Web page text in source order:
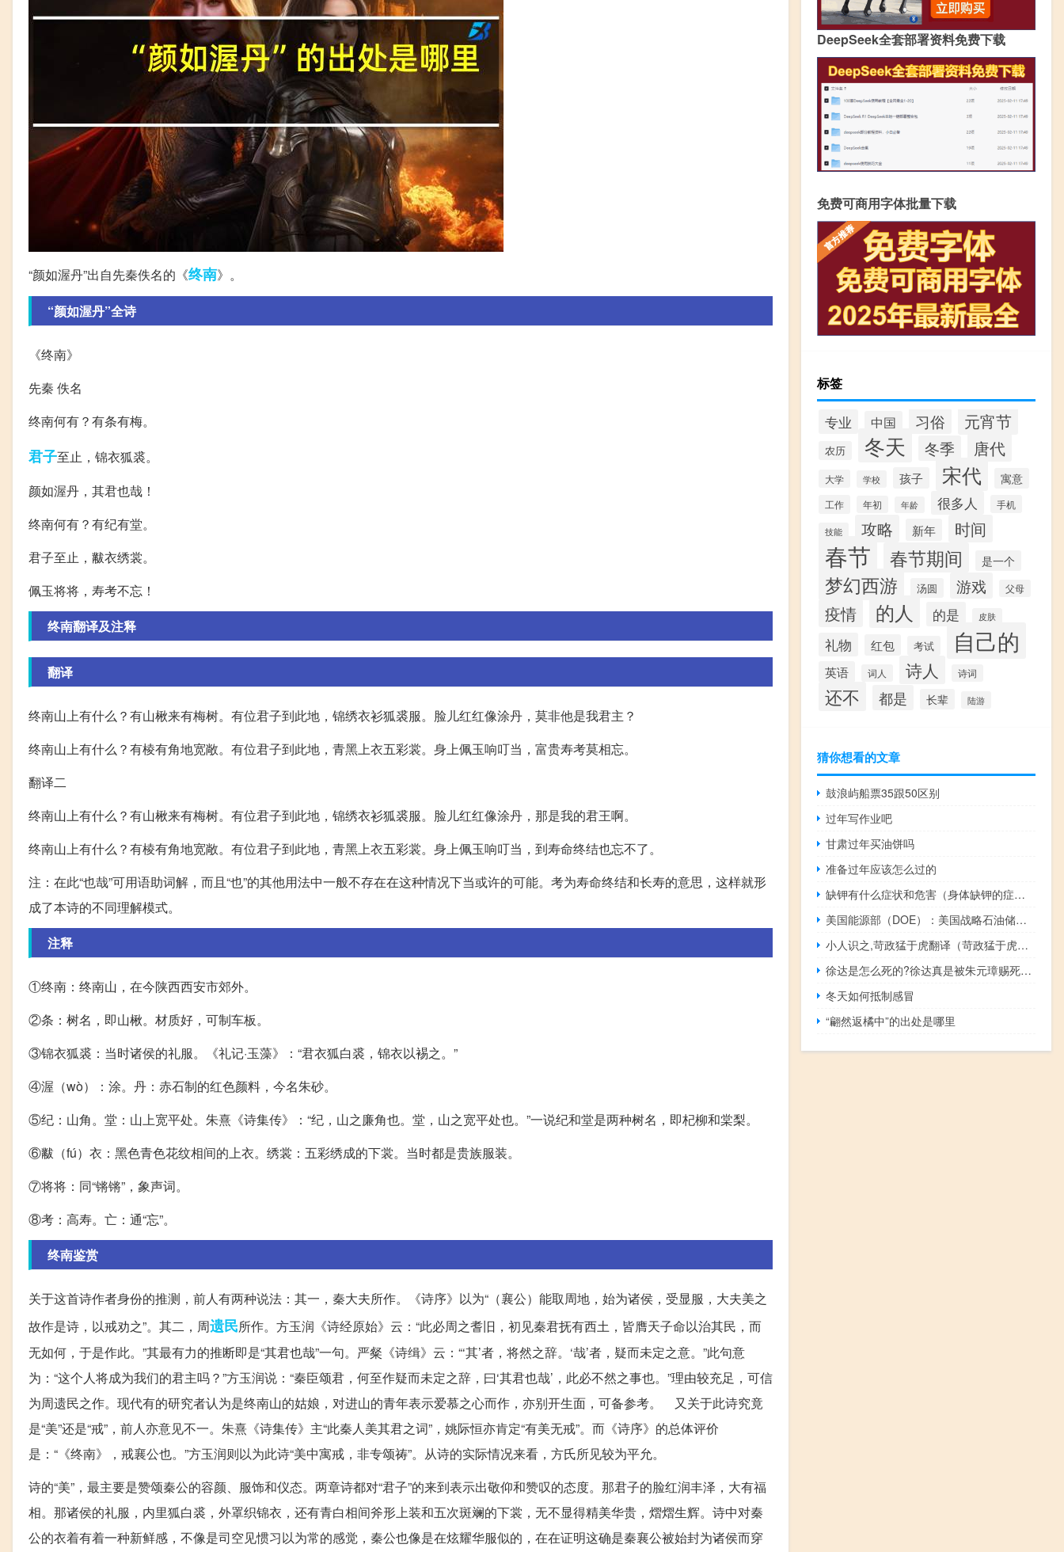
“颜如渥丹”出自先秦佚名的《终南》。
“颜如渥丹”全诗
《终南》
先秦 佚名
终南何有？有条有梅。
君子至止，锦衣狐裘。
颜如渥丹，其君也哉！
终南何有？有纪有堂。
君子至止，黻衣绣裳。
佩玉将将，寿考不忘！
终南翻译及注释
翻译
终南山上有什么？有山楸来有梅树。有位君子到此地，锦绣衣衫狐裘服。脸儿红红像涂丹，莫非他是我君主？
终南山上有什么？有棱有角地宽敞。有位君子到此地，青黑上衣五彩裳。身上佩玉响叮当，富贵寿考莫相忘。
翻译二
终南山上有什么？有山楸来有梅树。有位君子到此地，锦绣衣衫狐裘服。脸儿红红像涂丹，那是我的君王啊。
终南山上有什么？有棱有角地宽敞。有位君子到此地，青黑上衣五彩裳。身上佩玉响叮当，到寿命终结也忘不了。
注：在此“也哉”可用语助词解，而且“也”的其他用法中一般不存在在这种情况下当或许的可能。考为寿命终结和长寿的意思，这样就形
成了本诗的不同理解模式。
注释
①终南：终南山，在今陕西西安市郊外。
②条：树名，即山楸。材质好，可制车板。
③锦衣狐裘：当时诸侯的礼服。《礼记·玉藻》：“君衣狐白裘，锦衣以裼之。”
④渥（wò）：涂。丹：赤石制的红色颜料，今名朱砂。
⑤纪：山角。堂：山上宽平处。朱熹《诗集传》：“纪，山之廉角也。堂，山之宽平处也。”一说纪和堂是两种树名，即杞柳和棠梨。
⑥黻（fú）衣：黑色青色花纹相间的上衣。绣裳：五彩绣成的下裳。当时都是贵族服装。
⑦将将：同“锵锵”，象声词。
⑧考：高寿。亡：通“忘”。
终南鉴赏
关于这首诗作者身份的推测，前人有两种说法：其一，秦大夫所作。《诗序》以为“（襄公）能取周地，始为诸侯，受显服，大夫美之
故作是诗，以戒劝之”。其二，周遗民所作。方玉润《诗经原始》云：“此必周之耆旧，初见秦君抚有西土，皆膺天子命以治其民，而
无如何，于是作此。”其最有力的推断即是“其君也哉”一句。严粲《诗缉》云：“‘其’者，将然之辞。‘哉’者，疑而未定之意。”此句意
为：“这个人将成为我们的君主吗？”方玉润说：“秦臣颂君，何至作疑而未定之辞，曰‘其君也哉’，此必不然之事也。”理由较充足，可信
为周遗民之作。现代有的研究者认为是终南山的姑娘，对进山的青年表示爱慕之心而作，亦别开生面，可备参考。 又关于此诗究竟
是“美”还是“戒”，前人亦意见不一。朱熹《诗集传》主“此秦人美其君之词”，姚际恒亦肯定“有美无戒”。而《诗序》的总体评价
是：“《终南》，戒襄公也。”方玉润则以为此诗“美中寓戒，非专颂祷”。从诗的实际情况来看，方氏所见较为平允。
诗的“美”，最主要是赞颂秦公的容颜、服饰和仪态。两章诗都对“君子”的来到表示出敬仰和赞叹的态度。那君子的脸红润丰泽，大有福
相。那诸侯的礼服，内里狐白裘，外罩织锦衣，还有青白相间斧形上装和五次斑斓的下裳，无不显得精美华贵，熠熠生辉。诗中对秦
公的衣着有着一种新鲜感，不像是司空见惯习以为常的感觉，秦公也像是在炫耀华服似的，在在证明这确是秦襄公被始封为诸侯而穿
DeepSeek全套部署资料免费下载
免费可商用字体批量下载
标签
专业 中国 习俗 元宵节
农历 冬天 冬季 唐代
大学 学校 孩子 宋代 寓意
工作 年初 年龄 很多人 手机
技能 攻略 新年 时间
春节 春节期间 是一个
梦幻西游 汤圆 游戏 父母
疫情 的人 的是 皮肤
礼物 红包 考试 自己的
英语 词人 诗人 诗词
还不 都是 长辈 陆游
猜你想看的文章
鼓浪屿船票35跟50区别
过年写作业吧
甘肃过年买油饼吗
准备过年应该怎么过的
缺钾有什么症状和危害（身体缺钾的症状与危害）
美国能源部（DOE）：美国战略石油储备（SPR）连续增长八周至9月22日达到3.515亿桶
小人识之,苛政猛于虎翻译（苛政猛于虎翻译）
徐达是怎么死的?徐达真是被朱元璋赐死的吗?
冬天如何抵制感冒
“翩然返橘中”的出处是哪里